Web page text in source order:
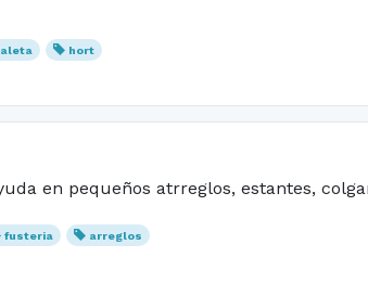
hort
en pequeños atrreglos, estantes,
fusteria arreglos